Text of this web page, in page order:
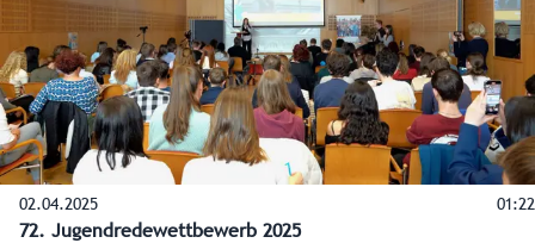
02.04.2025 01:22
72. Jugendredewettbewerb 2025